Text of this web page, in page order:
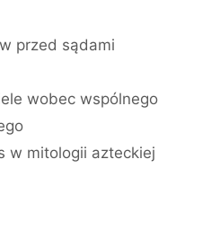
przed sądami
wobec wspólnego
w mitologii azteckiej